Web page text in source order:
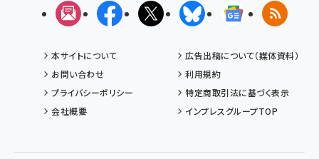
メルマガFacebookX(エックス)BlueskyGoogleニュ
RSS
本サイトについて
広告出稿について（媒体資料）
お問い合わせ
利用規約
プライバシーポリシー
特定商取引法に基づく表示
会社概要
インプレスグループTOP